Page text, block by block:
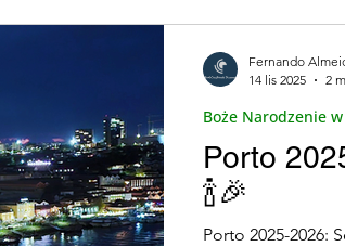
Historyczne
Zdrowie Przygody w Gerês
Porto
🍾🎉
Porto 2025-2026:
Boże Narodzenie
Fernando
14 lis 2025
2